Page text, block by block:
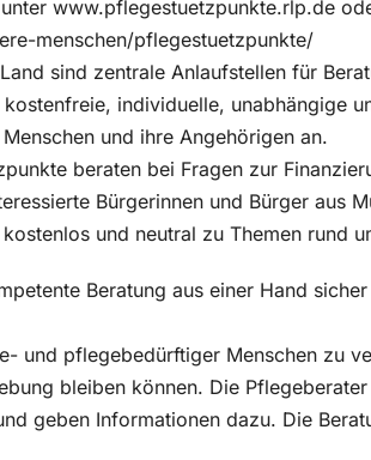
www.pflegestuetzpunkte.rlp.de
menschen/pflegestuetzpunkte/
sind zentrale Anlaufstellen für
individuelle, unabhängige
und ihre Angehörigen an.
beraten bei Fragen zur
Bürgerinnen und Bürger aus
und neutral zu Themen rund
Beratung aus einer Hand
und pflegebedürftiger Menschen zu
bleiben können. Die
geben Informationen dazu. Die